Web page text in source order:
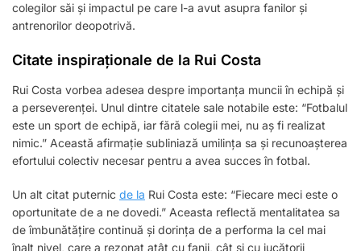
colegilor săi și impactul pe care l-a avut asupra fanilor și
antrenorilor deopotrivă.
Citate inspiraționale de la Rui Costa
Rui Costa vorbea adesea despre importanța muncii în echipă și
a perseverenței. Unul dintre citatele sale notabile este: “Fotbalul
este un sport de echipă, iar fără colegii mei, nu aș fi realizat
nimic.” Această afirmație subliniază umilința sa și recunoașterea
efortului colectiv necesar pentru a avea succes în fotbal.
Un alt citat puternic de la Rui Costa este: “Fiecare meci este o
oportunitate de a ne dovedi.” Aceasta reflectă mentalitatea sa
de îmbunătățire continuă și dorința de a performa la cel mai
înalt nivel, care a rezonat atât cu fanii, cât și cu jucătorii